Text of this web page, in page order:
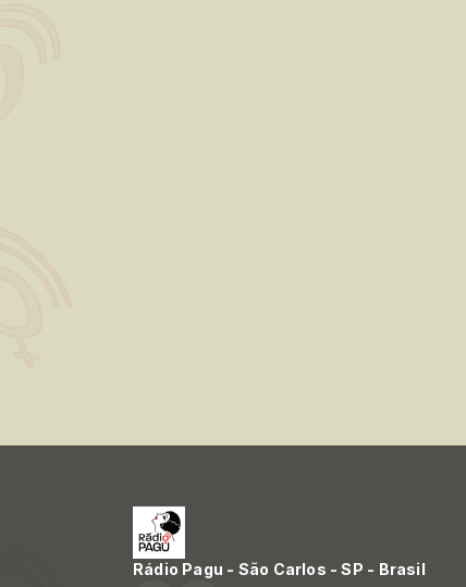
Rádio Pagu - São Carlos - SP - Brasil